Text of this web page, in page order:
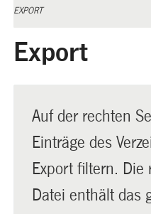
EXPORT
Export
Auf der rechten
Einträge des
Export filtern. Die
Datei enthält das